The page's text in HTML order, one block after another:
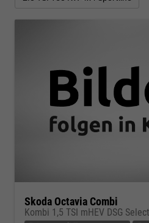
Skoda Octavia Combi
Kombi 1,5 TSI mHEV DSG